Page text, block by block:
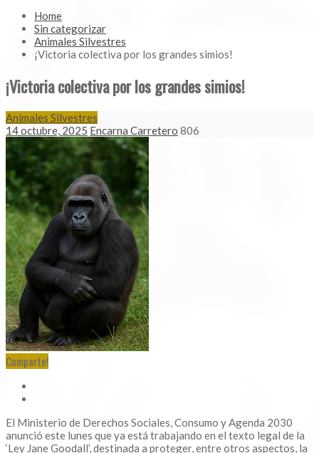
Home
Sin categorizar
Animales Silvestres
¡Victoria colectiva por los grandes simios!
¡Victoria colectiva por los grandes simios!
Animales Silvestres
14 octubre, 2025 Encarna Carretero 806
Comparte!
El Ministerio de Derechos Sociales, Consumo y Agenda 2030
anunció este lunes que ya está trabajando en el texto legal de la
‘Ley Jane Goodall’, destinada a proteger, entre otros aspectos, la